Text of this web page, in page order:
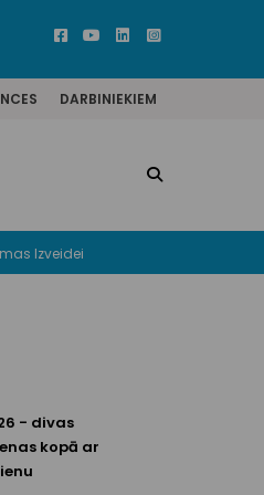
DARBINIEKIEM
Izveidei
- divas
kopā ar